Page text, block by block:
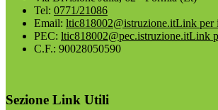
Tel: 0771/21086
Email: ltic818002@istruzione.itLink per
PEC: ltic818002@pec.istruzione.itLink
C.F.: 90028050590
Sezione Link Utili